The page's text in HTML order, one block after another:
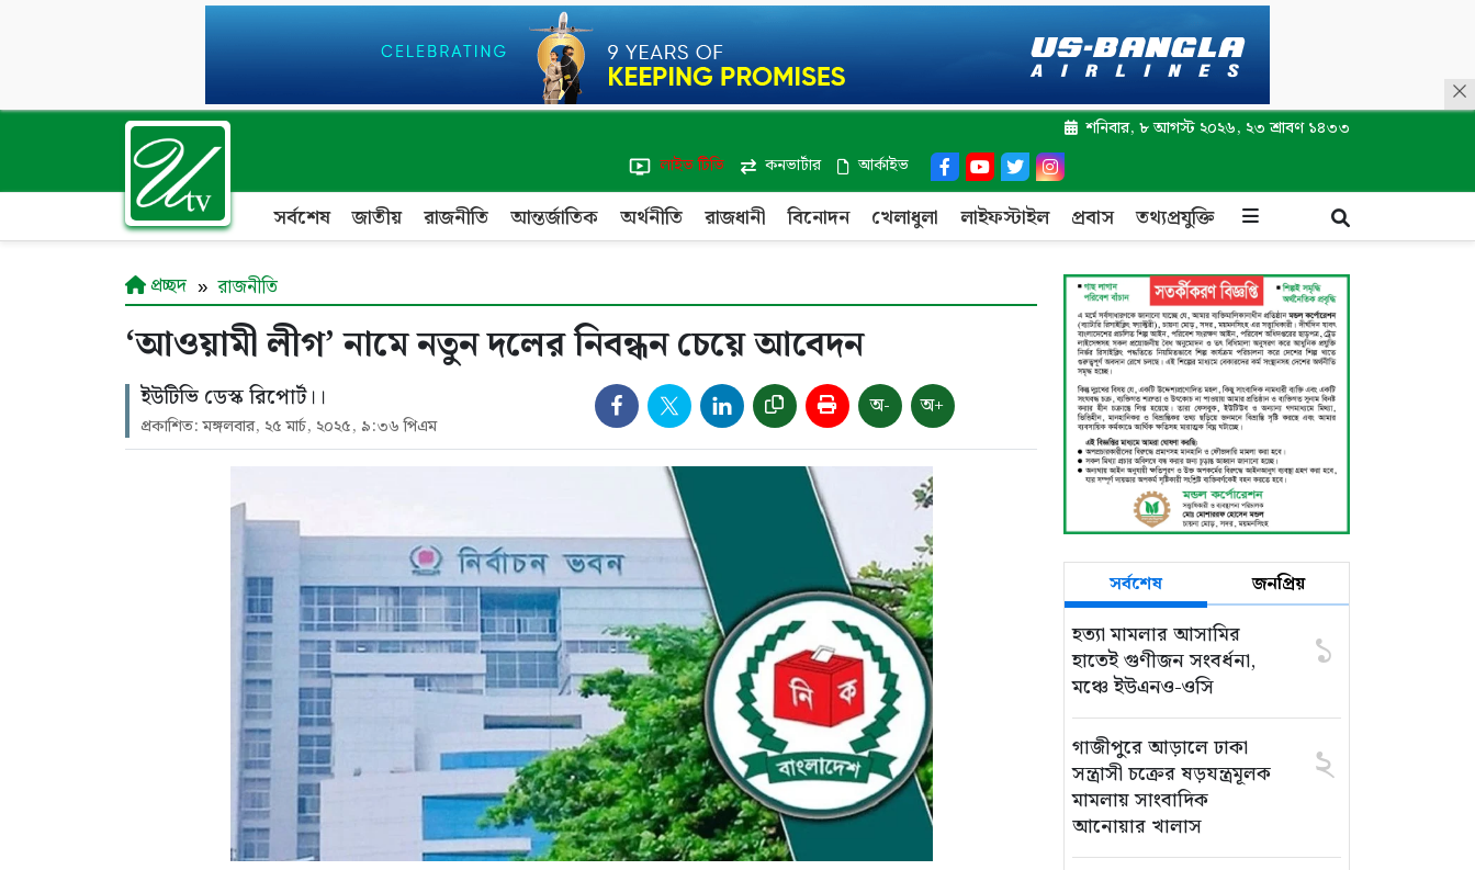
শনিবার, ৮ আগস্ট ২০২৬, ২৩ শ্রাবণ ১৪৩৩
লাইভ টিভি
কনভার্টার আর্কাইভ
সর্বশেষ জাতীয় রাজনীতি আন্তর্জাতিক অর্থনীতি রাজধানী বিনোদন খেলাধুলা লাইফস্টাইল প্রবাস তথ্যপ্রযুক্তি
প্রচ্ছদ রাজনীতি
‘আওয়ামী লীগ’ নামে নতুন দলের নিবন্ধন চেয়ে আবেদন
ইউটিভি ডেস্ক রিপোর্ট।।
প্রকাশিত: মঙ্গলবার, ২৫ মার্চ, ২০২৫, ৯:৩৬ পিএম
অ- অ+
সর্বশেষ জনপ্রিয়
হত্যা মামলার আসামির
হাতেই গুণীজন সংবর্ধনা,
মঞ্চে ইউএনও-ওসি
১
গাজীপুরে আড়ালে ঢাকা
সন্ত্রাসী চক্রের ষড়যন্ত্রমূলক
মামলায় সাংবাদিক
আনোয়ার খালাস
২